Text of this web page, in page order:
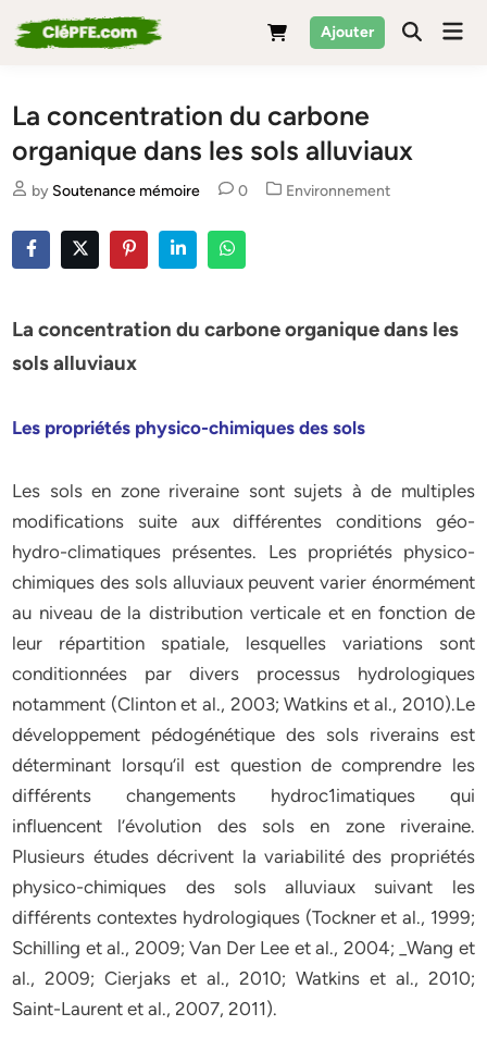
to
Ajouter
La concentration du carbone
organique dans les sols alluviaux
by Soutenance mémoire 0
Posted
Environnement
La concentration du carbone organique dans les
sols alluviaux
Les propriétés physico-chimiques des sols
Les sols en zone riveraine sont sujets à de multiples
modifications suite aux différentes conditions géo-
hydro-climatiques présentes. Les propriétés physico-
chimiques des sols alluviaux peuvent varier énormément
au niveau de la distribution verticale et en fonction de
leur répartition spatiale, lesquelles variations sont
conditionnées par divers processus hydrologiques
notamment (Clinton et al., 2003; Watkins et al., 2010).Le
développement pédogénétique des sols riverains est
déterminant lorsqu’il est question de comprendre les
différents changements hydroc1imatiques qui
influencent l’évolution des sols en zone riveraine.
Plusieurs études décrivent la variabilité des propriétés
physico-chimiques des sols alluviaux suivant les
différents contextes hydrologiques (Tockner et al., 1999;
Schilling et al., 2009; Van Der Lee et al., 2004; _Wang et
al., 2009; Cierjaks et al., 2010; Watkins et al., 2010;
Saint-Laurent et al., 2007, 2011).